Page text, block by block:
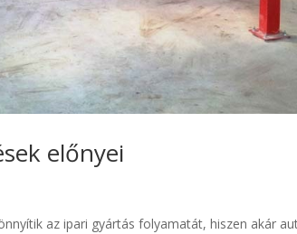
előnyei
az ipari gyártás folyamatát, hiszen akár